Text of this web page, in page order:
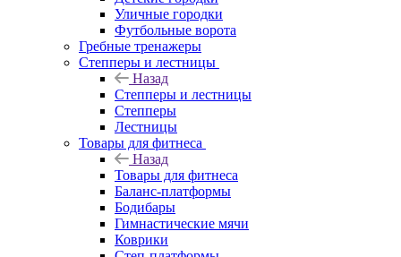
Уличные городки
Футбольные ворота
Гребные тренажеры
Степперы и лестницы
Назад
Степперы и лестницы
Степперы
Лестницы
Товары для фитнеса
Назад
Товары для фитнеса
Баланс-платформы
Бодибары
Гимнастические мячи
Коврики